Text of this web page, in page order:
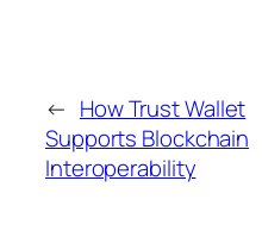
← How Trust Wallet
Supports Blockchain
Interoperability